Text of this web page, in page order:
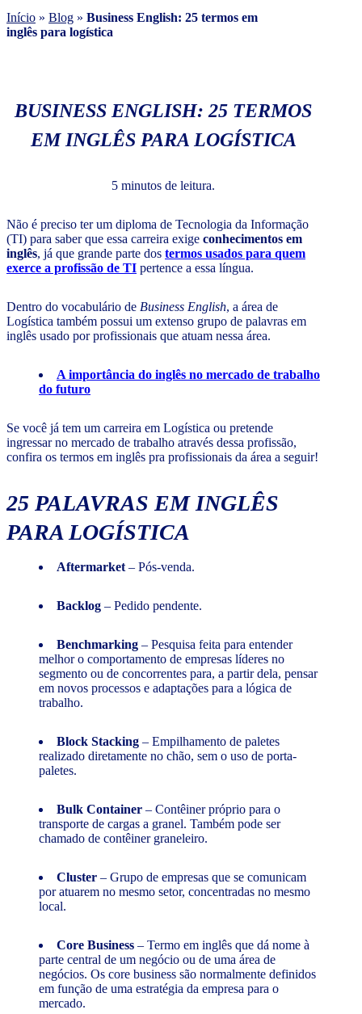
Início » Blog » Business English: 25 termos em
inglês para logística
BUSINESS ENGLISH: 25 TERMOS
EM INGLÊS PARA LOGÍSTICA
5 minutos de leitura.
Não é preciso ter um diploma de Tecnologia da Informação
(TI) para saber que essa carreira exige conhecimentos em
inglês, já que grande parte dos termos usados para quem
exerce a profissão de TI pertence a essa língua.
Dentro do vocabulário de Business English, a área de
Logística também possui um extenso grupo de palavras em
inglês usado por profissionais que atuam nessa área.
A importância do inglês no mercado de trabalho
do futuro
Se você já tem um carreira em Logística ou pretende
ingressar no mercado de trabalho através dessa profissão,
confira os termos em inglês pra profissionais da área a seguir!
25 PALAVRAS EM INGLÊS
PARA LOGÍSTICA
Aftermarket – Pós-venda.
Backlog – Pedido pendente.
Benchmarking – Pesquisa feita para entender
melhor o comportamento de empresas líderes no
segmento ou de concorrentes para, a partir dela, pensar
em novos processos e adaptações para a lógica de
trabalho.
Block Stacking – Empilhamento de paletes
realizado diretamente no chão, sem o uso de porta-
paletes.
Bulk Container – Contêiner próprio para o
transporte de cargas a granel. Também pode ser
chamado de contêiner graneleiro.
Cluster – Grupo de empresas que se comunicam
por atuarem no mesmo setor, concentradas no mesmo
local.
Core Business – Termo em inglês que dá nome à
parte central de um negócio ou de uma área de
negócios. Os core business são normalmente definidos
em função de uma estratégia da empresa para o
mercado.